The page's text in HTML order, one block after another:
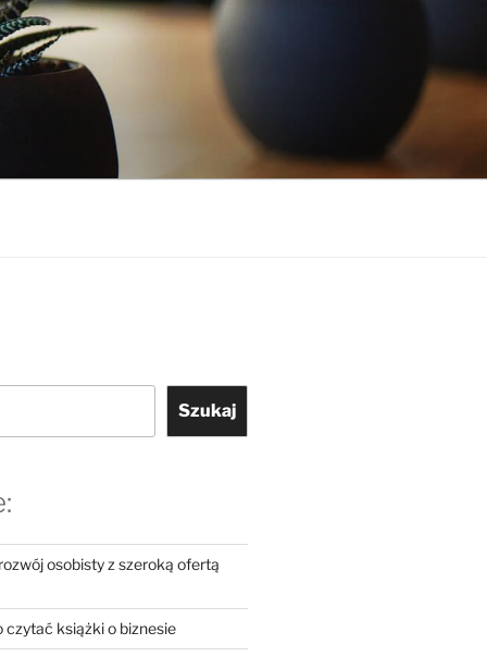
Szukaj
osobisty z szeroką ofertą
czytać książki o biznesie